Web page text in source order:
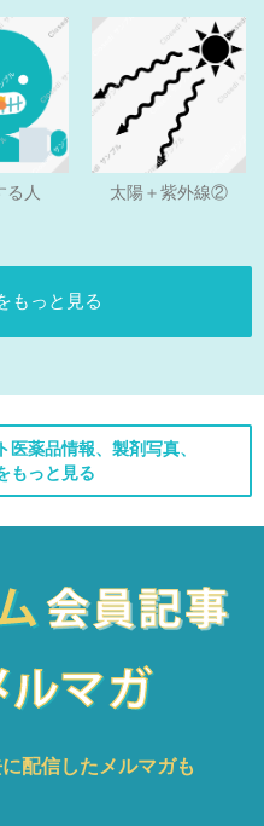
る人 太陽＋紫外線②
もっと見る
薬品情報、製剤写真、
もっと見る
配信したメルマガも